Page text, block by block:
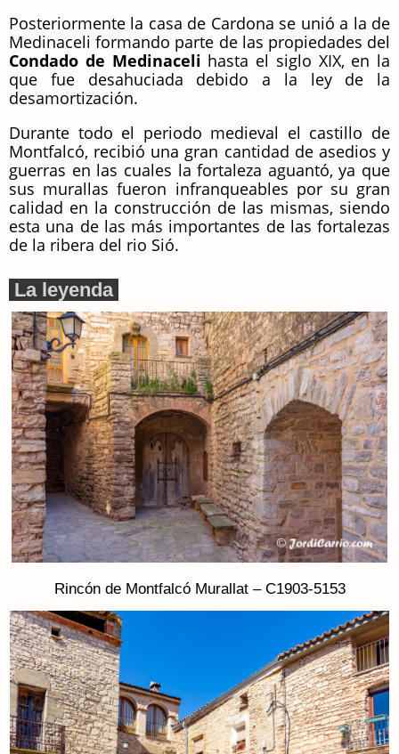
Posteriormente la casa de Cardona se unió a la de
Medinaceli formando parte de las propiedades del
Condado de Medinaceli hasta el siglo XIX, en la
que fue desahuciada debido a la ley de la
desamortización.
Durante todo el periodo medieval el castillo de
Montfalcó, recibió una gran cantidad de asedios y
guerras en las cuales la fortaleza aguantó, ya que
sus murallas fueron infranqueables por su gran
calidad en la construcción de las mismas, siendo
esta una de las más importantes de las fortalezas
de la ribera del rio Sió.
La leyenda
Rincón de Montfalcó Murallat – C1903-5153